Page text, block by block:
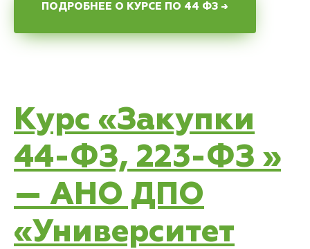
ПОДРОБНЕЕ О КУРСЕ ПО 44 ФЗ →
Курс «Закупки
44-ФЗ, 223-ФЗ »
— АНО ДПО
«Университет